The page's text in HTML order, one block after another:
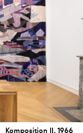
Komposition II, 1966